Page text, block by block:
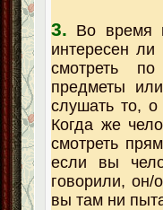
3. Во время
интересен ли
смотреть
предметы
слушать то,
Когда же
смотреть
если вы
говорили, он/
вы там ни